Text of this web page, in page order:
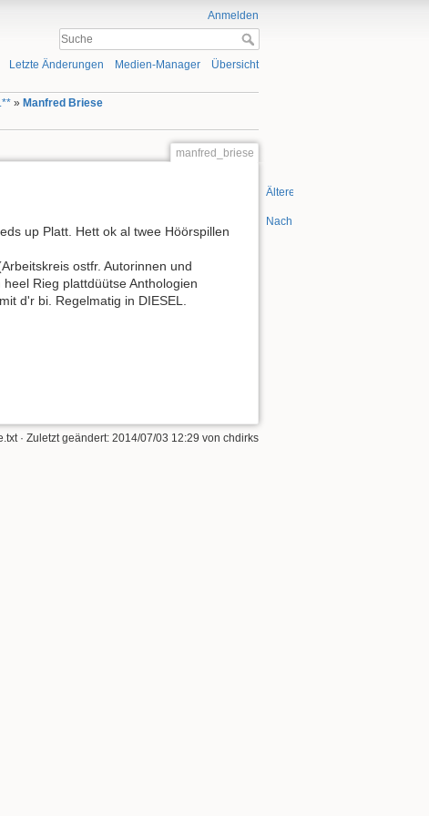
Anmelden
Letzte Änderungen Medien-Manager Übersicht
»Manfred Briese
manfred_briese
up Platt. Hett ok al twee Höörspillen
ostfr. Autorinnen und
Rieg plattdüütse Anthologien
d'r bi. Regelmatig in DIESEL.
· Zuletzt geändert: 2014/07/03 12:29 von chdirks
Ältere Versionen
Nach oben